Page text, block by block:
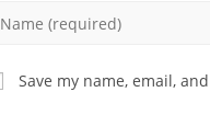
Save my name, email,